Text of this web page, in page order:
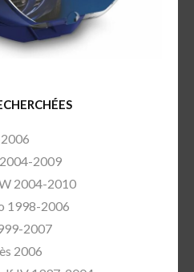
2009
2004-2010
1998-2006
2007
2006